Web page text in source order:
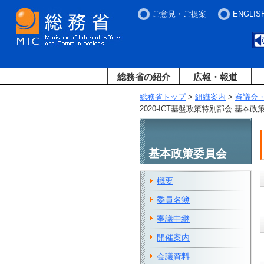
ご意見・ご提案
総務省の紹介 広報・報道
総務省トップ> 組織案内 > 審議会
2020-ICT基盤政策特別部会 基本政
基本政策委員会
概要
委員名簿
審議中継
開催案内
会議資料